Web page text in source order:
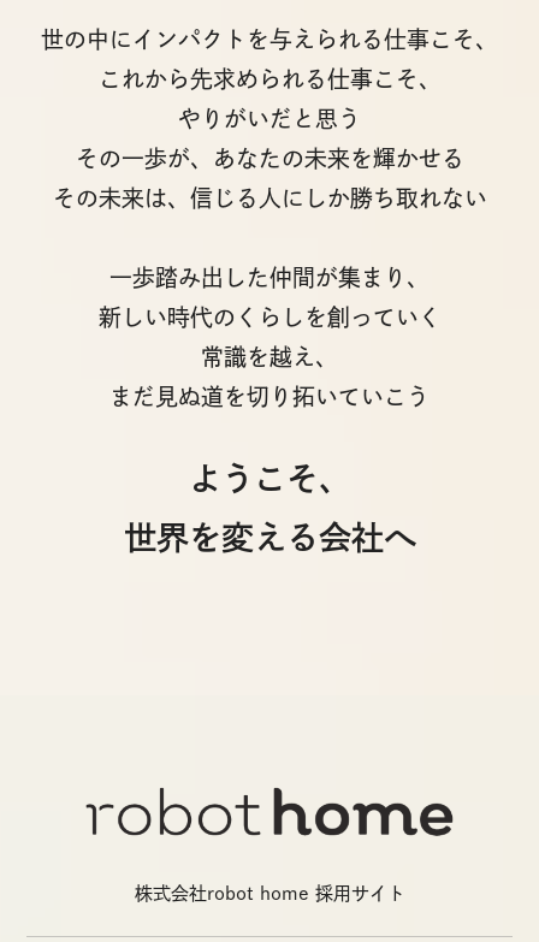
世の中にインパクトを与えられる仕事こそ、
これから先求められる仕事こそ、
やりがいだと思う
その一歩が、あなたの未来を輝かせる
その未来は、信じる人にしか勝ち取れない
一歩踏み出した仲間が集まり、
新しい時代のくらしを創っていく
常識を越え、
まだ見ぬ道を切り拓いていこう
ようこそ、
世界を変える会社へ
株式会社robot home 採用サイト